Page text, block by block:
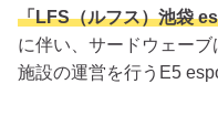
「LFS（ルフス）池袋
に伴い、サードウェー
施設の運営を行うE5